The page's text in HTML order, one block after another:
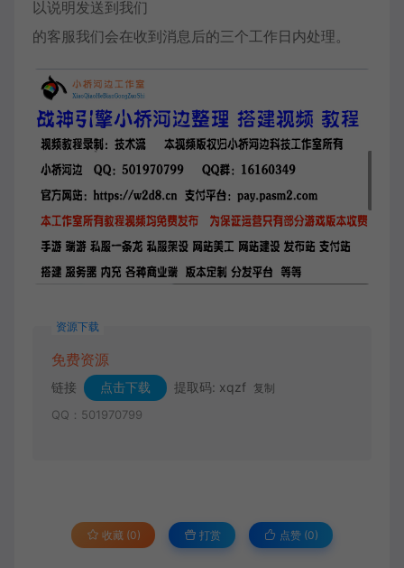
以说明发送到我们
的客服我们会在收到消息后的三个工作日内处理。
资源下载
免费资源
链接 点击下载 提取码: xqzf 复制
QQ：501970799
收藏 (0) 打赏 点赞 (0)